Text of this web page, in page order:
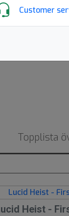
Customer
Topplista
Heist -